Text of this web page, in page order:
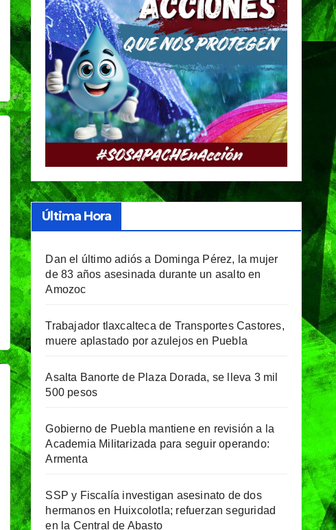
Última Hora
Dan el último adiós a Dominga Pérez, la mujer
de 83 años asesinada durante un asalto en
Amozoc
Trabajador tlaxcalteca de Transportes Castores,
muere aplastado por azulejos en Puebla
Asalta Banorte de Plaza Dorada, se lleva 3 mil
500 pesos
Gobierno de Puebla mantiene en revisión a la
Academia Militarizada para seguir operando:
Armenta
SSP y Fiscalía investigan asesinato de dos
hermanos en Huixcolotla; refuerzan seguridad
en la Central de Abasto